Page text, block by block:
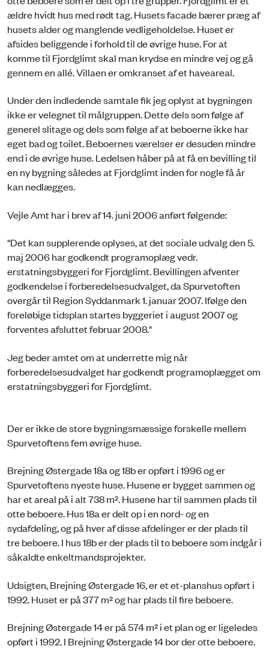
ældre hvidt hus med rødt tag. Husets facade bærer præg af
husets alder og manglende vedligeholdelse. Huset er
afsides beliggende i forhold til de øvrige huse. For at
komme til Fjordglimt skal man krydse en mindre vej og gå
gennem en allé. Villaen er omkranset af et haveareal.
Under den indledende samtale fik jeg oplyst at bygningen
ikke er velegnet til målgruppen. Dette dels som følge af
generel slitage og dels som følge af at beboerne ikke har
eget bad og toilet. Beboernes værelser er desuden mindre
end i de øvrige huse. Ledelsen håber på at få en bevilling til
en ny bygning således at Fjordglimt inden for nogle få år
kan nedlægges.
Vejle Amt har i brev af 14. juni 2006 anført følgende:
"Det kan supplerende oplyses, at det sociale udvalg den 5.
maj 2006 har godkendt programoplæg vedr.
erstatningsbyggeri for Fjordglimt. Bevillingen afventer
godkendelse i forberedelsesudvalget, da Spurvetoften
overgår til Region Syddanmark 1. januar 2007. Ifølge den
foreløbige tidsplan startes byggeriet i august 2007 og
forventes afsluttet februar 2008."
Jeg beder amtet om at underrette mig når
forberedelsesudvalget har godkendt programoplægget om
erstatningsbyggeri for Fjordglimt.
Der er ikke de store bygningsmæssige forskelle mellem
Spurvetoftens fem øvrige huse.
Brejning Østergade 18a og 18b er opført i 1996 og er
Spurvetoftens nyeste huse. Husene er bygget sammen og
har et areal på i alt 738 m². Husene har til sammen plads til
otte beboere. Hus 18a er delt op i en nord- og en
sydafdeling, og på hver af disse afdelinger er der plads til
tre beboere. I hus 18b er der plads til to beboere som indgår i
såkaldte enkeltmandsprojekter.
Udsigten, Brejning Østergade 16, er et et-planshus opført i
1992. Huset er på 377 m² og har plads til fire beboere.
Brejning Østergade 14 er på 574 m² i et plan og er ligeledes
opført i 1992. I Brejning Østergade 14 bor der otte beboere.